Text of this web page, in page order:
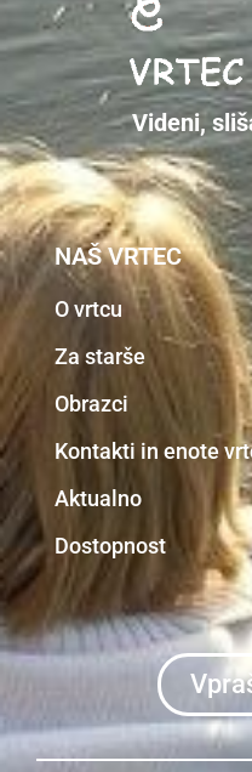
Videni,
NAŠ VRTEC
O vrtcu
Za starše
Obrazci
Kontakti in enote
Aktualno
Dostopnost